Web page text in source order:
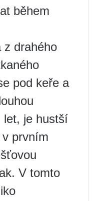
během
z drahého
pod keře a
let, je hustší
prvním
V tomto